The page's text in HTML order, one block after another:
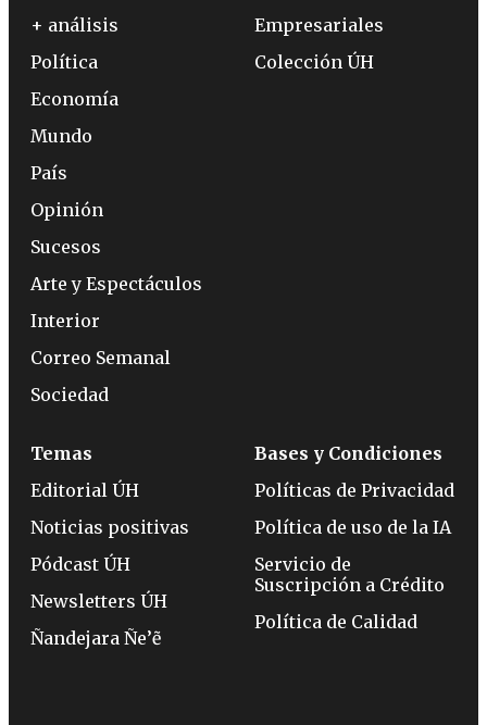
+ análisis
Política
Economía
Mundo
País
Opinión
Sucesos
Arte y Espectáculos
Interior
Correo Semanal
Sociedad
Empresariales
Colección ÚH
Temas
Editorial ÚH
Noticias positivas
Pódcast ÚH
Newsletters ÚH
Ñandejara Ñe’ẽ
Bases y Condiciones
Políticas de Privacidad
Política de uso de la IA
Servicio de
Suscripción a Crédito
Política de Calidad